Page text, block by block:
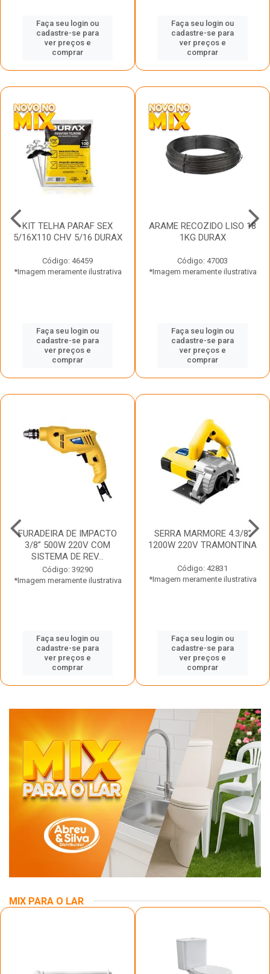
Faça seu login ou
cadastre-se para
ver preços e
comprar
Faça seu login ou
cadastre-se para
ver preços e
comprar
KIT TELHA PARAF SEX
5/16X110 CHV 5/16 DURAX
Código: 46459
*Imagem meramente ilustrativa
Faça seu login ou
cadastre-se para
ver preços e
comprar
ARAME RECOZIDO LISO 18
1KG DURAX
Código: 47003
*Imagem meramente ilustrativa
Faça seu login ou
cadastre-se para
ver preços e
comprar
FURADEIRA DE IMPACTO
3/8” 500W 220V COM
SISTEMA DE REV...
Código: 39290
*Imagem meramente ilustrativa
Faça seu login ou
cadastre-se para
ver preços e
comprar
SERRA MARMORE 4.3/8”
1200W 220V TRAMONTINA
Código: 42831
*Imagem meramente ilustrativa
Faça seu login ou
cadastre-se para
ver preços e
comprar
MIX PARA O LAR